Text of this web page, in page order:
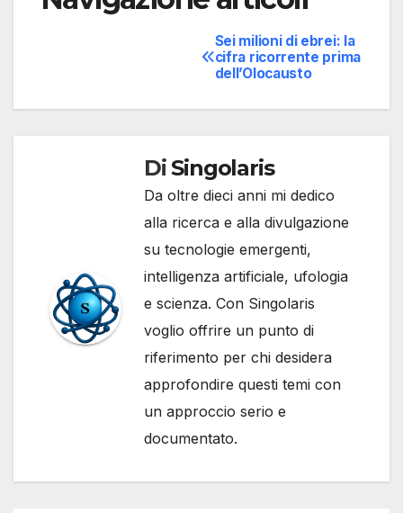
Sei milioni di ebrei: la
cifra ricorrente prima
dell’Olocausto
Di Singolaris
Da oltre dieci anni mi dedico
alla ricerca e alla divulgazione
su tecnologie emergenti,
intelligenza artificiale, ufologia
e scienza. Con Singolaris
voglio offrire un punto di
riferimento per chi desidera
approfondire questi temi con
un approccio serio e
documentato.